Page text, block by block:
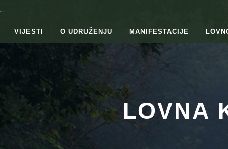
VIJESTI O UDRUŽENJU MANIFESTACIJE
LOVNA